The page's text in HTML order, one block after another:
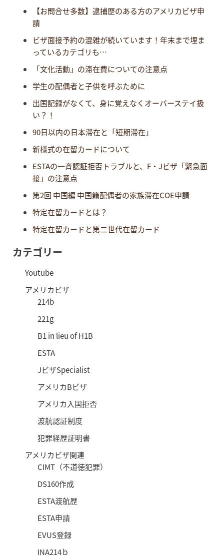
【お問合せ多数】逮捕歴のある方のアメリカビザ申
請
ビザ面接予約の混雑が続いています！年末まで埋ま
っているカテゴリも…
「文化活動」の滞在費についての注意点
学生の配偶者と子供を呼ぶために
出国記録がなくて、身に覚えなくオーバーステイ扱
い？！
90日以内の日本滞在と「短期滞在」
新様式の在留カードについて
ESTAの一斉認証拒否トラブルと、F・Jビザ「緊急面
接」の注意点
第2回 中国編 中国籍配偶者の家族滞在COE申請
特定在留カードとは？
特定在留カードと第二世代在留カード
カテゴリー
Youtube
アメリカビザ
214b
221g
B1 in lieu of H1B
ESTA
JビザSpecialist
アメリカBビザ
アメリカ入国拒否
渡航認証制度
犯罪経歴証明書
アメリカビザ関連
CIMT（不道徳犯罪）
DS160作成
ESTA渡航歴
ESTA申請
EVUS登録
INA214ｂ